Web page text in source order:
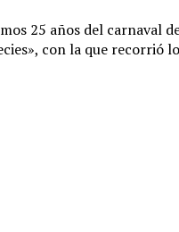
25 años del carnaval
con la que recorrió